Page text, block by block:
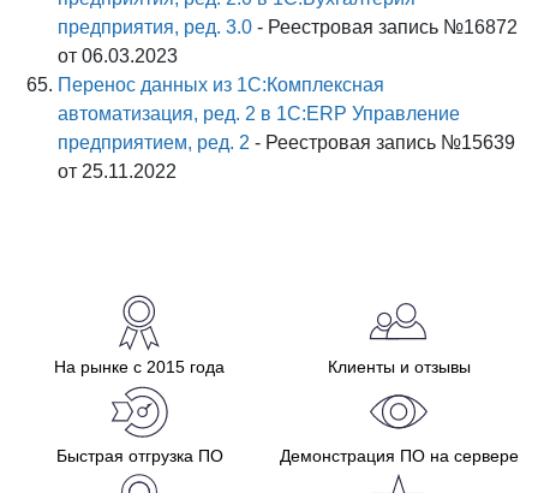
предприятия, ред. 3.0 - Реестровая запись №16872
от 06.03.2023
Перенос данных из 1С:Комплексная
автоматизация, ред. 2 в 1С:ERP Управление
предприятием, ред. 2 - Реестровая запись №15639
от 25.11.2022
На рынке с 2015 года Клиенты и отзывы
Быстрая отгрузка ПО Демонстрация ПО на сервере